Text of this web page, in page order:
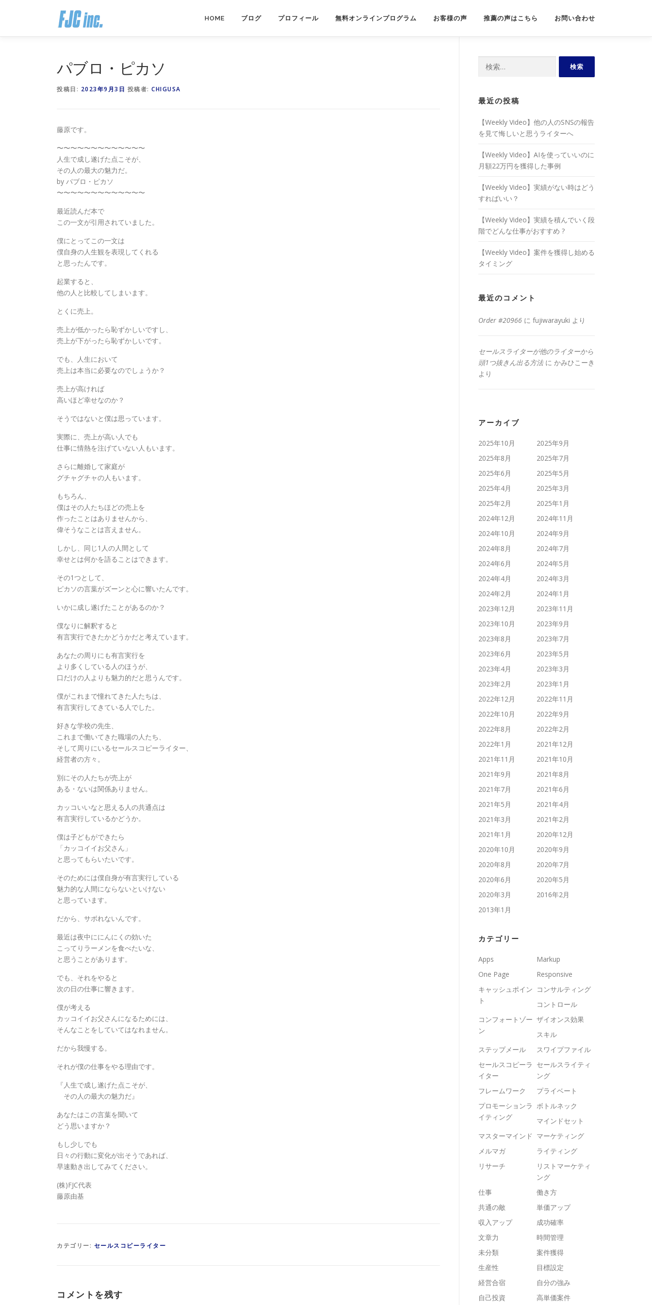
ン
HOME ブログ プロフィール 無料オンラインプログラム お客様の声 推薦の声はこちら お問い合わせ
パブロ・ピカソ
投稿日: 2023年9月3日 投稿者: CHIGUSA
藤原です。
〜〜〜〜〜〜〜〜〜〜〜〜〜
人生で成し遂げた点こそが、
その人の最大の魅力だ。
by パブロ・ピカソ
〜〜〜〜〜〜〜〜〜〜〜〜〜
最近読んだ本で
この一文が引用されていました。
僕にとってこの一文は
僕自身の人生観を表現してくれる
と思ったんです。
起業すると、
他の人と比較してしまいます。
とくに売上。
売上が低かったら恥ずかしいですし、
売上が下がったら恥ずかしいです。
でも、人生において
売上は本当に必要なのでしょうか？
売上が高ければ
高いほど幸せなのか？
そうではないと僕は思っています。
実際に、売上が高い人でも
仕事に情熱を注げていない人もいます。
さらに離婚して家庭が
グチャグチャの人もいます。
もちろん、
僕はその人たちほどの売上を
作ったことはありませんから、
偉そうなことは言えません。
しかし、同じ1人の人間として
幸せとは何かを語ることはできます。
その1つとして、
ピカソの言葉がズーンと心に響いたんです。
いかに成し遂げたことがあるのか？
僕なりに解釈すると
有言実行できたかどうかだと考えています。
あなたの周りにも有言実行を
より多くしている人のほうが、
口だけの人よりも魅力的だと思うんです。
僕がこれまで憧れてきた人たちは、
有言実行してきている人でした。
好きな学校の先生、
これまで働いてきた職場の人たち、
そして周りにいるセールスコピーライター、
経営者の方々。
別にその人たちが売上が
ある・ないは関係ありません。
カッコいいなと思える人の共通点は
有言実行しているかどうか。
僕は子どもができたら
「カッコイイお父さん」
と思ってもらいたいです。
そのためには僕自身が有言実行している
魅力的な人間にならないといけない
と思っています。
だから、サボれないんです。
最近は夜中ににんにくの効いた
こってりラーメンを食べたいな、
と思うことがあります。
でも、それをやると
次の日の仕事に響きます。
僕が考える
カッコイイお父さんになるためには、
そんなことをしていてはなれません。
だから我慢する。
それが僕の仕事をやる理由です。
『人生で成し遂げた点こそが、
その人の最大の魅力だ』
あなたはこの言葉を聞いて
どう思いますか？
もし少しでも
日々の行動に変化が出そうであれば、
早速動き出してみてください。
(株)FJC代表
藤原由基
カテゴリー: セールスコピーライター
コメントを残す
最近の投稿
【Weekly Video】他の人のSNSの報告
を見て悔しいと思うライターへ
【Weekly Video】AIを使っていいのに
月額22万円を獲得した事例
【Weekly Video】実績がない時はどう
すればいい？
【Weekly Video】実績を積んでいく段
階でどんな仕事がおすすめ ?
【Weekly Video】案件を獲得し始める
タイミング
最近のコメント
Order #20966 に fujiwarayuki より
セールスライターが他のライターから
頭1つ抜きん出る方法に かみひこーき
より
アーカイブ
2025年10月
2025年9月
2025年8月
2025年7月
2025年6月
2025年5月
2025年4月
2025年3月
2025年2月
2025年1月
2024年12月
2024年11月
2024年10月
2024年9月
2024年8月
2024年7月
2024年6月
2024年5月
2024年4月
2024年3月
2024年2月
2024年1月
2023年12月
2023年11月
2023年10月
2023年9月
2023年8月
2023年7月
2023年6月
2023年5月
2023年4月
2023年3月
2023年2月
2023年1月
2022年12月
2022年11月
2022年10月
2022年9月
2022年8月
2022年2月
2022年1月
2021年12月
2021年11月
2021年10月
2021年9月
2021年8月
2021年7月
2021年6月
2021年5月
2021年4月
2021年3月
2021年2月
2021年1月
2020年12月
2020年10月
2020年9月
2020年8月
2020年7月
2020年6月
2020年5月
2020年3月
2016年2月
2013年1月
カテゴリー
Apps
Markup
One Page
Responsive
キャッシュポイン
ト
コンサルティング
コントロール
コンフォートゾー
ン
ザイオンス効果
スキル
ステップメール
スワイプファイル
セールスコピーラ
イター
セールスライティ
ング
フレームワーク
プライベート
プロモーションラ
イティング
ボトルネック
マインドセット
マスターマインド マーケティング
メルマガ
ライティング
リサーチ
リストマーケティ
ング
仕事
働き方
共通の敵
単価アップ
収入アップ
成功確率
文章力
時間管理
未分類
案件獲得
生産性
目標設定
経営合宿
自分の強み
自己投資
高単価案件